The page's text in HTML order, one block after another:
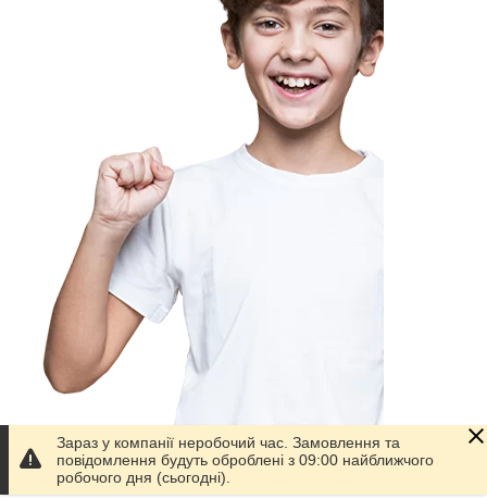
Приховати
Зараз у компанії неробочий час. Замовлення та
повідомлення будуть оброблені з 09:00 найближчого
робочого дня (сьогодні).